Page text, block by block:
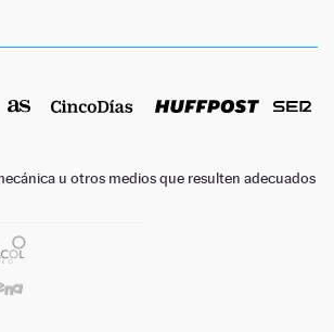
u otros medios que resulten adecuados